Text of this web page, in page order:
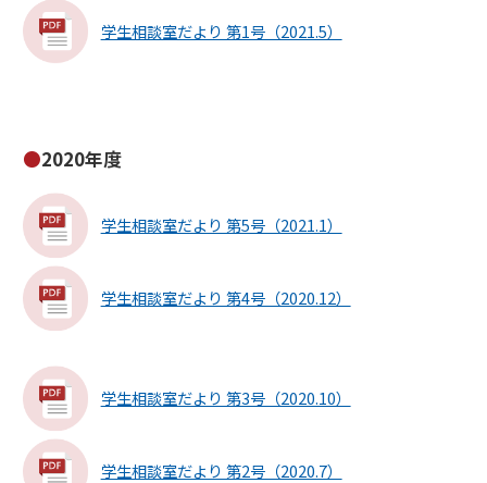
学生相談室だより 第1号（2021.5）
2020年度
学生相談室だより 第5号（2021.1）
学生相談室だより 第4号（2020.12）
学生相談室だより 第3号（2020.10）
学生相談室だより 第2号（2020.7）